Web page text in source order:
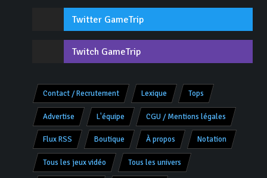
Twitter GameTrip
Twitch GameTrip
Contact / Recrutement Lexique Tops
Advertise L'équipe CGU / Mentions légales
Flux RSS Boutique À propos Notation
Tous les jeux vidéo Tous les univers